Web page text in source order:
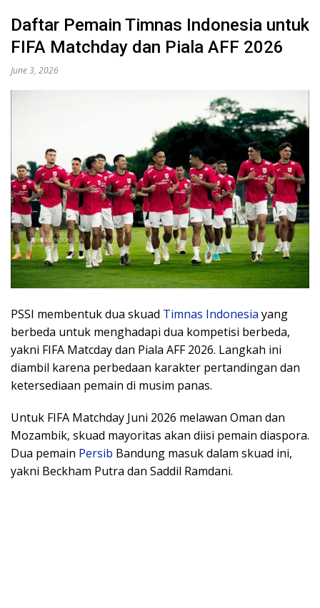
Daftar Pemain Timnas Indonesia untuk
FIFA Matchday dan Piala AFF 2026
June 3, 2026
PSSI membentuk dua skuad Timnas Indonesia yang
berbeda untuk menghadapi dua kompetisi berbeda,
yakni FIFA Matcday dan Piala AFF 2026. Langkah ini
diambil karena perbedaan karakter pertandingan dan
ketersediaan pemain di musim panas.
Untuk FIFA Matchday Juni 2026 melawan Oman dan
Mozambik, skuad mayoritas akan diisi pemain diaspora.
Dua pemain Persib Bandung masuk dalam skuad ini,
yakni Beckham Putra dan Saddil Ramdani.